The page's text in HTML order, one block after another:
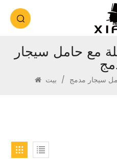
مع حامل سيجار
/ سيجار مدمج